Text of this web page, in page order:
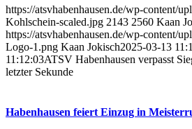
https://atsvhabenhausen.de/wp-content/
Kohlschein-scaled.jpg 2143 2560 Kaan
https://atsvhabenhausen.de/wp-content/
Logo-1.png Kaan Jokisch2025-03-13
11:12:03ATSV Habenhausen verpasst
letzter Sekunde
Habenhausen feiert Einzug in